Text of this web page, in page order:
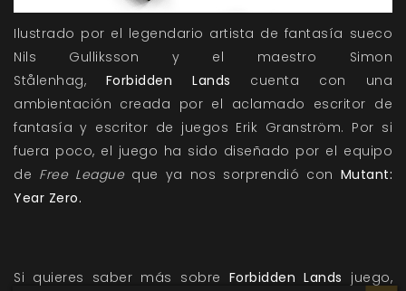
Ilustrado por el legendario artista de fantasía sueco
Nils Gulliksson y el maestro Simon
Stålenhag, Forbidden Lands cuenta con una
ambientación creada por el aclamado escritor de
fantasía y escritor de juegos Erik Granström. Por si
fuera poco, el juego ha sido diseñado por el equipo
de Free Leagueque ya nos sorprendió con Mutant:
Year Zero.
Si quieres saber más sobre Forbidden Lands juego,